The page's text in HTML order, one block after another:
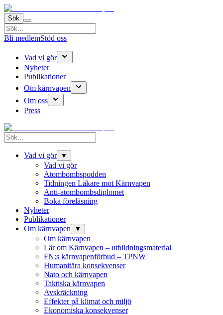
Sök
Bli medlemStöd oss
Vad vi gör
Nyheter
Publikationer
Om kärnvapen
Om oss
Press
Vad vi gör ▼
Vad vi gör
Atombombspodden
Tidningen Läkare mot Kärnvapen
Anti-atombombsdiplomet
Boka föreläsning
Nyheter
Publikationer
Om kärnvapen
▼
Om kärnvapen
Lär om Kärnvapen – utbildningsmaterial
FN:s kärnvapenförbud – TPNW
Humanitära konsekvenser
Nato och kärnvapen
Taktiska kärnvapen
Avskräckning
Effekter på klimat och miljö
Ekonomiska konsekvenser